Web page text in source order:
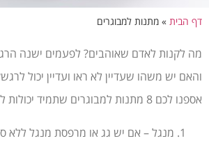
דף הבית » מתנות למבוגרים
מה לקנות לאדם שאוהבים? לפעמים ישנה
והאם יש משהו שעדיין לא ראו ועדיין יכול
אספנו לכם 8 מתנות למבוגרים שתמיד יכולות להפתיע ולרגש.
מנגל – אם יש גג או מרפסת מנגל ללא